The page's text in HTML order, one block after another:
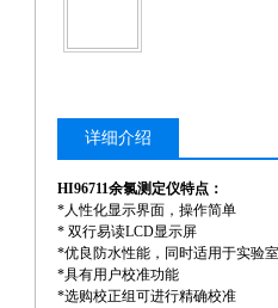
详细介绍
HI96711余氯测定仪特点：
*人性化显示界面，操作简单
* 双行易读LCD显示屏
*优良防水性能，同时适用于实验
*具有用户校准功能
*选购校正组可进行精确校准